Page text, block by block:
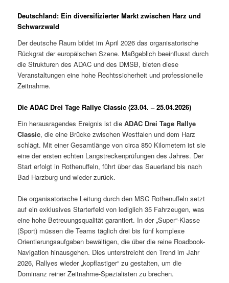
Deutschland: Ein diversifizierter Markt zwischen Harz und
Schwarzwald
Der deutsche Raum bildet im April 2026 das organisatorische
Rückgrat der europäischen Szene. Maßgeblich beeinflusst durch
die Strukturen des ADAC und des DMSB, bieten diese
Veranstaltungen eine hohe Rechtssicherheit und professionelle
Zeitnahme.
Die ADAC Drei Tage Rallye Classic (23.04. – 25.04.2026)
Ein herausragendes Ereignis ist dieADAC Drei Tage Rallye
Classic, die eine Brücke zwischen Westfalen und dem Harz
schlägt. Mit einer Gesamtlänge von circa 850 Kilometern ist sie
eine der ersten echten Langstreckenprüfungen des Jahres. Der
Start erfolgt in Rothenuffeln, führt über das Sauerland bis nach
Bad Harzburg und wieder zurück.
Die organisatorische Leitung durch den MSC Rothenuffeln setzt
auf ein exklusives Starterfeld von lediglich 35 Fahrzeugen, was
eine hohe Betreuungsqualität garantiert. In der „Super“-Klasse
(Sport) müssen die Teams täglich drei bis fünf komplexe
Orientierungsaufgaben bewältigen, die über die reine Roadbook-
Navigation hinausgehen. Dies unterstreicht den Trend im Jahr
2026, Rallyes wieder „kopflastiger“ zu gestalten, um die
Dominanz reiner Zeitnahme-Spezialisten zu brechen.